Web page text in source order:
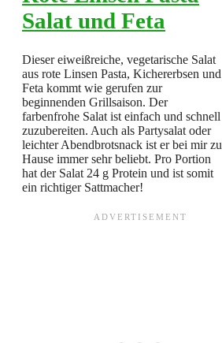
Salat und Feta
Dieser eiweißreiche, vegetarische Salat
aus rote Linsen Pasta, Kichererbsen und
Feta kommt wie gerufen zur
beginnenden Grillsaison. Der
farbenfrohe Salat ist einfach und schnell
zuzubereiten. Auch als Partysalat oder
leichter Abendbrotsnack ist er bei mir zu
Hause immer sehr beliebt. Pro Portion
hat der Salat 24 g Protein und ist somit
ein richtiger Sattmacher!